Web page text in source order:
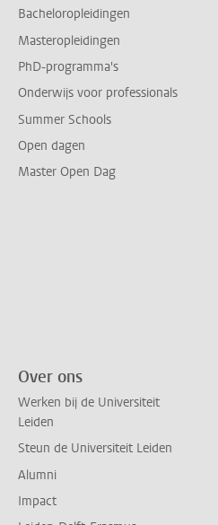
Bacheloropleidingen
Masteropleidingen
PhD-programma's
Onderwijs voor professionals
Summer Schools
Open dagen
Master Open Dag
Over ons
Werken bij de Universiteit
Leiden
Steun de Universiteit Leiden
Alumni
Impact